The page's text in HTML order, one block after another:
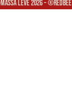
Leve 2026 – ®Redbee